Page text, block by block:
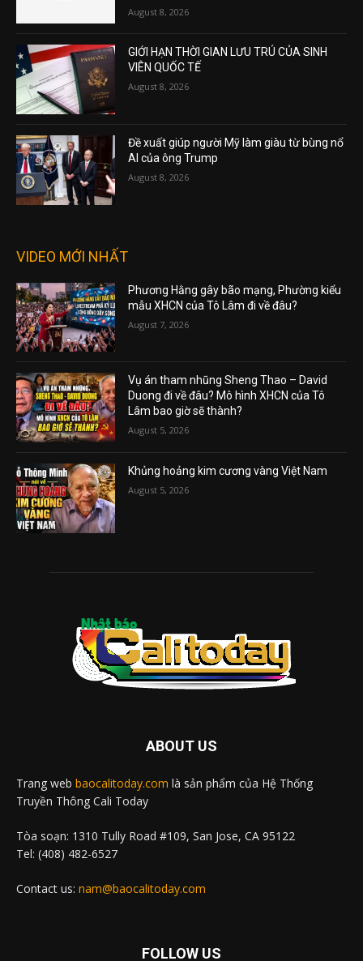
August 8, 2026
GIỚI HẠN THỜI GIAN LƯU TRÚ CỦA SINH
VIÊN QUỐC TẾ
August 8, 2026
Đề xuất giúp người Mỹ làm giàu từ bùng nổ
AI của ông Trump
August 8, 2026
VIDEO MỚI NHẤT
Phương Hằng gây bão mạng, Phường kiểu
mẫu XHCN của Tô Lâm đi về đâu?
August 7, 2026
Vụ án tham nhũng Sheng Thao – David
Duong đi về đâu? Mô hình XHCN của Tô
Lâm bao giờ sẽ thành?
August 5, 2026
Khủng hoảng kim cương vàng Việt Nam
August 5, 2026
ABOUT US
Trang web baocalitoday.com là sản phẩm của Hệ Thống
Truyền Thông Cali Today
Tòa soạn: 1310 Tully Road #109, San Jose, CA 95122
Tel: (408) 482-6527
Contact us: nam@baocalitoday.com
FOLLOW US